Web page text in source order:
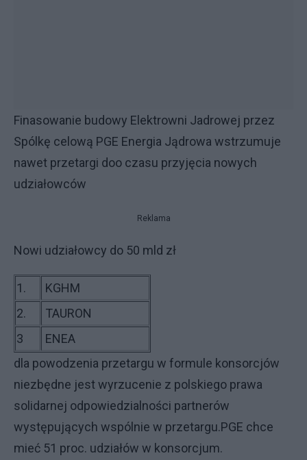
Finasowanie budowy Elektrowni Jadrowej przez
Spólkę celową PGE Energia Jądrowa wstrzumuje
nawet przetargi doo czasu przyjęcia nowych
udziałowców
Reklama
Nowi udziałowcy do 50 mld zł
1.
KGHM
2.
TAURON
3
ENEA
dla powodzenia przetargu w formule konsorcjów
niezbędne jest wyrzucenie z polskiego prawa
solidarnej odpowiedzialności partnerów
występujących wspólnie w przetargu.PGE chce
mieć 51 proc. udziałów w konsorcjum.